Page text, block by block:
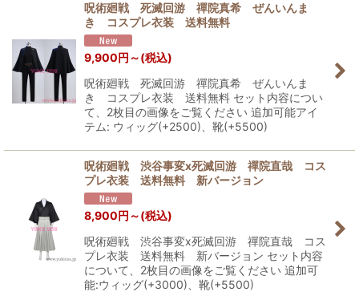
呪術廻戦 死滅回游 禪院真希 ぜんいんま
き コスプレ衣装 送料無料
9,900円 ～(税込)
呪術廻戦 死滅回游 禪院真希 ぜんいんま
き コスプレ衣装 送料無料 セット内容につい
て、2枚目の画像をご覧ください 追加可能アイ
テム: ウィッグ(+2500)、靴(+5500)
呪術廻戦 渋谷事変x死滅回游 禪院直哉 コス
プレ衣装 送料無料 新バージョン
8,900円 ～(税込)
呪術廻戦 渋谷事変x死滅回游 禪院直哉 コス
プレ衣装 送料無料 新バージョン セット内容
について、2枚目の画像をご覧ください 追加可
能:ウィッグ(+3000)、靴(+5500)